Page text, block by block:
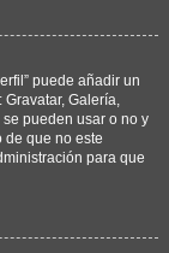
puede añadir un
Galería,
pueden usar o no y
de que no este
para que